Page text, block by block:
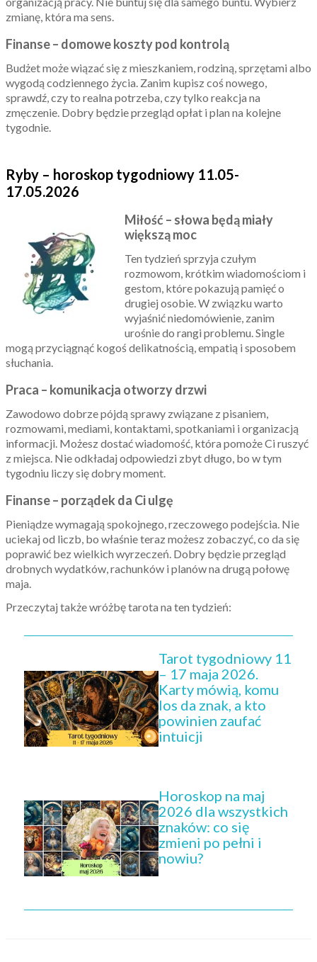
zmianę, która ma sens.
Finanse – domowe koszty pod kontrolą
Budżet może wiązać się z mieszkaniem, rodziną, sprzętami albo
wygodą codziennego życia. Zanim kupisz coś nowego,
sprawdź, czy to realna potrzeba, czy tylko reakcja na
zmęczenie. Dobry będzie przegląd opłat i plan na kolejne
tygodnie.
Ryby – horoskop tygodniowy 11.05-
17.05.2026
Miłość – słowa będą miały
większą moc
Ten tydzień sprzyja czułym
rozmowom, krótkim wiadomościom i
gestom, które pokazują pamięć o
drugiej osobie. W związku warto
wyjaśnić niedomówienie, zanim
urośnie do rangi problemu. Single
mogą przyciągnąć kogoś delikatnością, empatią i sposobem
słuchania.
Praca – komunikacja otworzy drzwi
Zawodowo dobrze pójdą sprawy związane z pisaniem,
rozmowami, mediami, kontaktami, spotkaniami i organizacją
informacji. Możesz dostać wiadomość, która pomoże Ci ruszyć
z miejsca. Nie odkładaj odpowiedzi zbyt długo, bo w tym
tygodniu liczy się dobry moment.
Finanse – porządek da Ci ulgę
Pieniądze wymagają spokojnego, rzeczowego podejścia. Nie
uciekaj od liczb, bo właśnie teraz możesz zobaczyć, co da się
poprawić bez wielkich wyrzeczeń. Dobry będzie przegląd
drobnych wydatków, rachunków i planów na drugą połowę
maja.
Przeczytaj także wróżbę tarota na ten tydzień:
Tarot tygodniowy 11
– 17 maja 2026.
Karty mówią, komu
los da znak, a kto
powinien zaufać
intuicji
Horoskop na maj
2026 dla wszystkich
znaków: co się
zmieni po pełni i
nowiu?